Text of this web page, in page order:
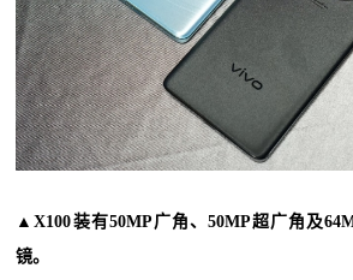
▲X100装有50MP广角、50MP超广角及
镜。